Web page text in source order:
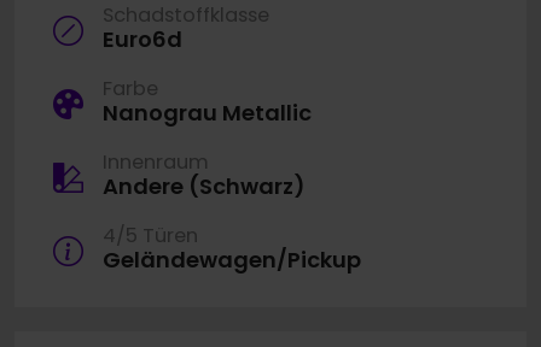
Schadstoffklasse
Euro6d
Farbe
Nanograu Metallic
Innenraum
Andere (Schwarz)
4/5 Türen
Geländewagen/Pickup